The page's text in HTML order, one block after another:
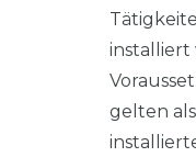
installiert
gelten